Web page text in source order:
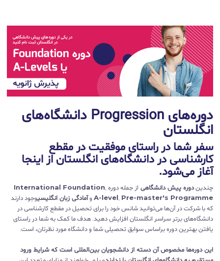
دوره‌های Progression دانشگاه‌های
انگلستان
سفر شما در راستای موفقیت در مقطع
کارشناسی در دانشگاه‌های انگلستان از اینجا
آغاز می‌شود.
چندیندوره پیش دانشگاهی از جمله دوره International Foundation
A-level Pre-master's Programme وآمادگی زبان انگلیسیوجود دارند
که با شرکت در آن‌ها می‌توانید شانس خود را برای تحصیل در مقطع کارشناسی در
دانشگاه‌های برتر سراسر انگلستان افزایش دهید. هدف ما کمک به شما در راستای
یافتن بهترین دوره براساس سوابق تحصیلی شما و دانشگاه مورد نظرتان، است.
این دوره‌ها مخصوص آن دسته از دانشجویان بین‌المللی است که شرایط ورود
مستقیم به دانشگاه‌های انگلستان را ندارندو یا می‌خواهند از مزایای متعدد این